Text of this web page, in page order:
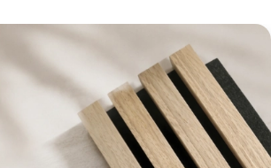
Załóż konto
dla siebie z naszej aktualnej oferty lub
przywrócić dodane produkty do listy